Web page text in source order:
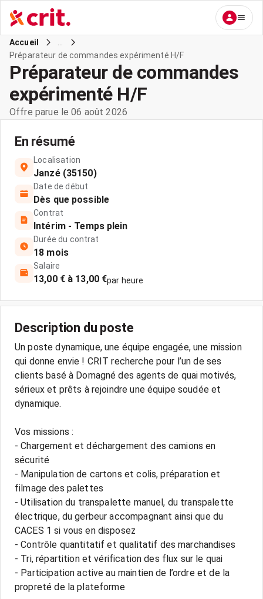
Accueil
Préparateur de commandes expérimenté H/F
Préparateur de commandes
expérimenté H/F
Offre parue le 06 août 2026
En résumé
Localisation
Janzé (35150)
Date de début
Dès que possible
Contrat
Intérim - Temps plein
Durée du contrat
18 mois
Salaire
13,00 € à 13,00 €par heure
Description du poste
Un poste dynamique, une équipe engagée, une mission
qui donne envie ! CRIT recherche pour l’un de ses
clients basé à Domagné des agents de quai motivés,
sérieux et prêts à rejoindre une équipe soudée et
dynamique.
Vos missions :
- Chargement et déchargement des camions en
sécurité
- Manipulation de cartons et colis, préparation et
filmage des palettes
- Utilisation du transpalette manuel, du transpalette
électrique, du gerbeur accompagnant ainsi que du
CACES 1 si vous en disposez
- Contrôle quantitatif et qualitatif des marchandises
- Tri, répartition et vérification des flux sur le quai
- Participation active au maintien de l’ordre et de la
propreté de la plateforme